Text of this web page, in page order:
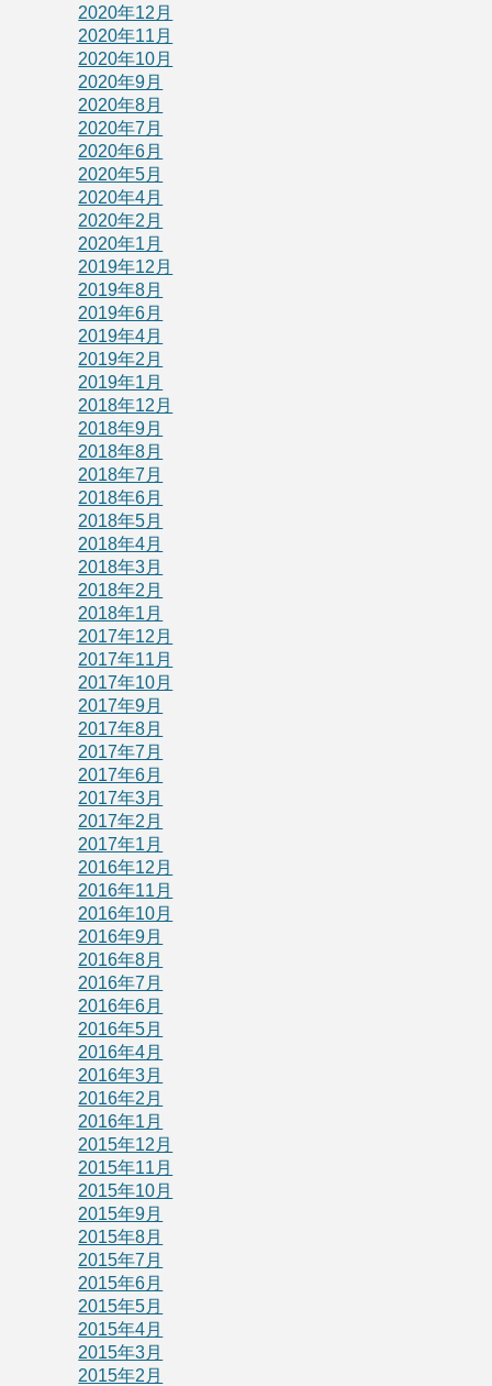
2020年12月
2020年11月
2020年10月
2020年9月
2020年8月
2020年7月
2020年6月
2020年5月
2020年4月
2020年2月
2020年1月
2019年12月
2019年8月
2019年6月
2019年4月
2019年2月
2019年1月
2018年12月
2018年9月
2018年8月
2018年7月
2018年6月
2018年5月
2018年4月
2018年3月
2018年2月
2018年1月
2017年12月
2017年11月
2017年10月
2017年9月
2017年8月
2017年7月
2017年6月
2017年3月
2017年2月
2017年1月
2016年12月
2016年11月
2016年10月
2016年9月
2016年8月
2016年7月
2016年6月
2016年5月
2016年4月
2016年3月
2016年2月
2016年1月
2015年12月
2015年11月
2015年10月
2015年9月
2015年8月
2015年7月
2015年6月
2015年5月
2015年4月
2015年3月
2015年2月